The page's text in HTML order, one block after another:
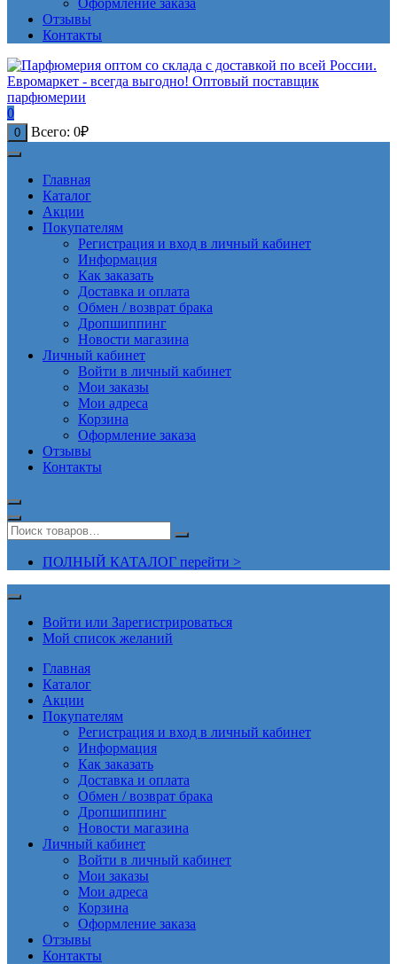
Оформление заказа
Отзывы
Контакты
0
0 Всего: 0₽
Главная
Каталог
Акции
Покупателям
Регистрация и вход в личный кабинет
Информация
Как заказать
Доставка и оплата
Обмен / возврат брака
Дропшиппинг
Новости магазина
Личный кабинет
Войти в личный кабинет
Мои заказы
Мои адреса
Корзина
Оформление заказа
Отзывы
Контакты
ПОЛНЫЙ КАТАЛОГ перейти >
Войти или Зарегистрироваться
Мой список желаний
Главная
Каталог
Акции
Покупателям
Регистрация и вход в личный кабинет
Информация
Как заказать
Доставка и оплата
Обмен / возврат брака
Дропшиппинг
Новости магазина
Личный кабинет
Войти в личный кабинет
Мои заказы
Мои адреса
Корзина
Оформление заказа
Отзывы
Контакты